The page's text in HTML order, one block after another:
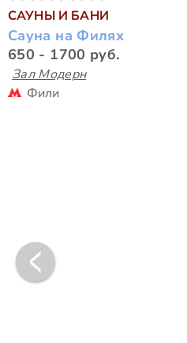
САУНЫ И БАНИ
Сауна на Филях
650 - 1700 руб.
Зал Модерн
Фили